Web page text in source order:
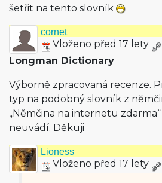
šetřit na tento slovník
cornet
Vloženo před 17 lety
Longman Dictionary
Výborně zpracovaná recenze.
typ na podobný slovník z
„Němčina na internetu
neuvádí. Děkuji
Lioness
Vloženo před 17 lety